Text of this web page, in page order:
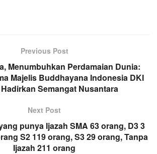
Previous Post
Menumbuhkan Perdamaian Dunia:
Majelis Buddhayana Indonesia DKI
Semangat Nusantara
Next Post
punya Ijazah SMA 63 orang, D3 3
S2 119 orang, S3 29 orang, Tanpa
Ijazah 211 orang